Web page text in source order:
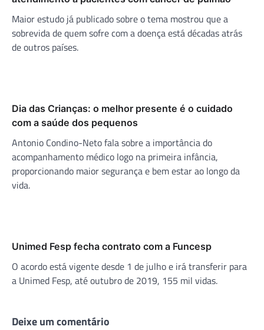
Maior estudo já publicado sobre o tema mostrou que a
sobrevida de quem sofre com a doença está décadas atrás
de outros países.
Dia das Crianças: o melhor presente é o cuidado
com a saúde dos pequenos
Antonio Condino-Neto fala sobre a importância do
acompanhamento médico logo na primeira infância,
proporcionando maior segurança e bem estar ao longo da
vida.
Unimed Fesp fecha contrato com a Funcesp
O acordo está vigente desde 1 de julho e irá transferir para
a Unimed Fesp, até outubro de 2019, 155 mil vidas.
Deixe um comentário